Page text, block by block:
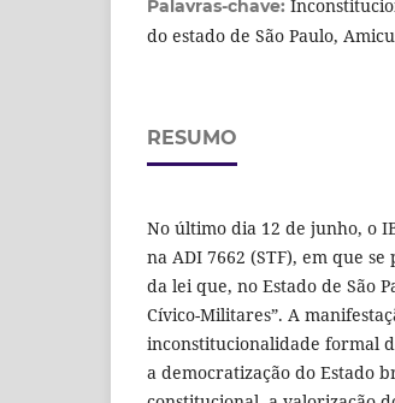
Palavras-chave:
do estado de São Paulo,
RESUMO
No último dia 12 de junho, o
na ADI 7662 (STF), em que
da lei que, no Estado de São
Cívico-Militares”. A
inconstitucionalidade formal
a democratização do Estado